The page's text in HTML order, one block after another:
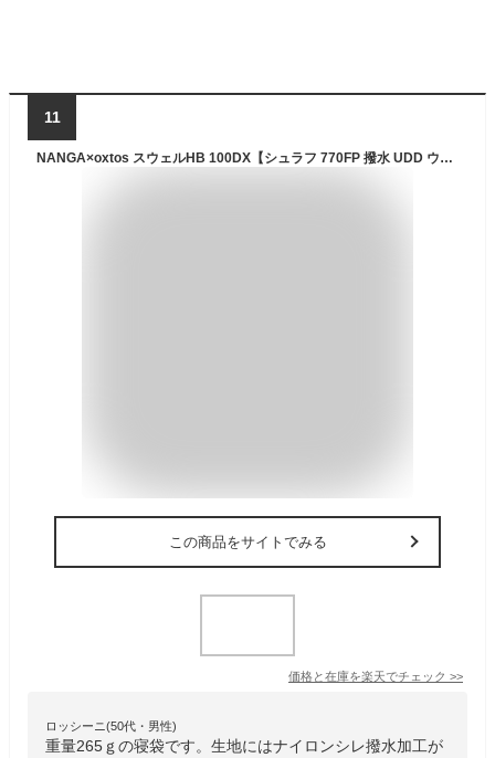
11
NANGA×oxtos スウェルHB 100DX【シュラフ 770FP 撥水 UDD ウルトラドライダウン アウトドア キャンプ 登山 トレッキング ツーリング サイクリング コンパクト ダウン 軽量 マミー型 寝袋 スリーピングバッグ 防災 3シーズン 春 夏 秋 車中泊 テント泊 山小屋泊】
この商品をサイトでみる
価格と在庫を楽天でチェック >>
ロッシーニ(50代・男性)
重量265ｇの寝袋です。生地にはナイロンシレ撥水加工が